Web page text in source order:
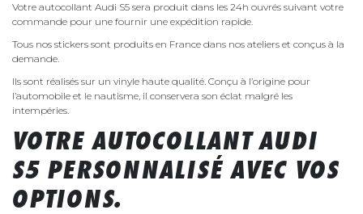
Votre autocollant Audi S5 sera produit dans les 24h ouvrés suivant votre
commande pour une fournir une expédition rapide.
Tous nos stickers sont produits en France dans nos ateliers et conçus à la
demande.
Ils sont réalisés sur un vinyle haute qualité. Conçu à l’origine pour
l’automobile et le nautisme, il conservera son éclat malgré les
intempéries.
VOTRE AUTOCOLLANT AUDI
S5 PERSONNALISÉ AVEC VOS
OPTIONS.